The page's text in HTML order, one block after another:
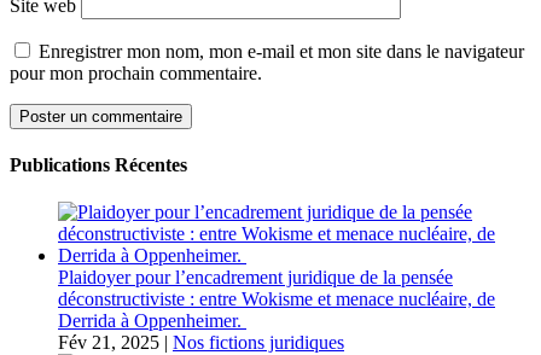
Site web
Enregistrer mon nom, mon e-mail et mon site dans le navigateur
pour mon prochain commentaire.
Publications Récentes
Plaidoyer pour l’encadrement juridique de la pensée
déconstructiviste : entre Wokisme et menace nucléaire, de
Derrida à Oppenheimer.
Fév 21, 2025 | Nos fictions juridiques